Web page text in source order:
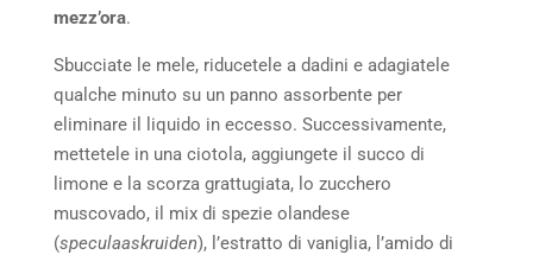
mezz’ora.
Sbucciate le mele, riducetele a dadini e adagiatele
qualche minuto su un panno assorbente per
eliminare il liquido in eccesso. Successivamente,
mettetele in una ciotola, aggiungete il succo di
limone e la scorza grattugiata, lo zucchero
muscovado, il mix di spezie olandese
(speculaaskruiden), l’estratto di vaniglia, l’amido di